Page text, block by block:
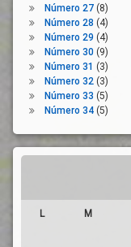
Rebrote
Recuperación
Economica
Sistema
De
Salud
Tejido
Número 27(8)
Número 28 (4)
Número 29 (4)
Número 30(9)
Número 31 (3)
Número 32(3)
Número 33 (5)
Número 34(5)
L M